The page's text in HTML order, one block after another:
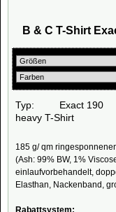
B & C T-Shirt
Typ: Exact 190
heavy T-Shirt
185 g/ qm
(Ash: 99% BW, 1%
einlaufvorbehandelt,
Elasthan, Nackenband,
Rabattsystem: